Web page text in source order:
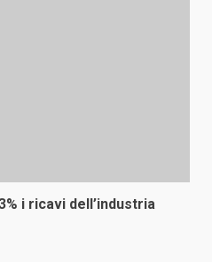
i ricavi dell’industria